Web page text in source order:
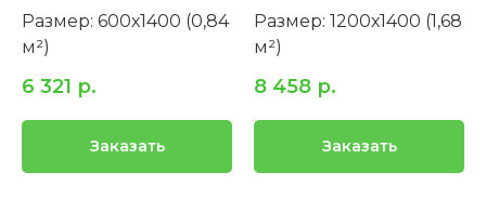
Размер: 600х1400 (0,84
м²)
6 321 р.
Заказать
Размер: 1200х1400 (1,68
м²)
8 458 р.
Заказать